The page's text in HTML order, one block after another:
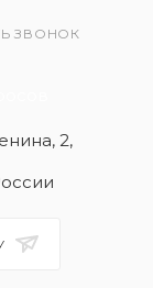
ЗВОНОК
2,